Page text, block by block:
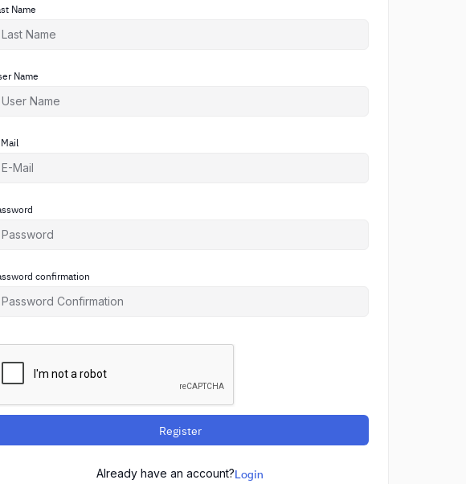
Name
Name
confirmation
Register
Already have an account?Login